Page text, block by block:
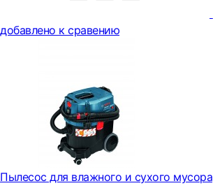
добавлено к сравению
Пылесос для влажного и сухого мусора